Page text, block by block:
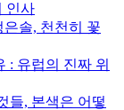
인사
솔, 천천히 꽃
: 유럽의 진짜 위
들, 본색은 어떻